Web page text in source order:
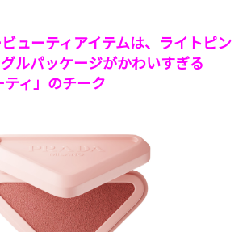
ューティアイテムは、ライトピン
ルパッケージがかわいすぎる
ティ」のチーク